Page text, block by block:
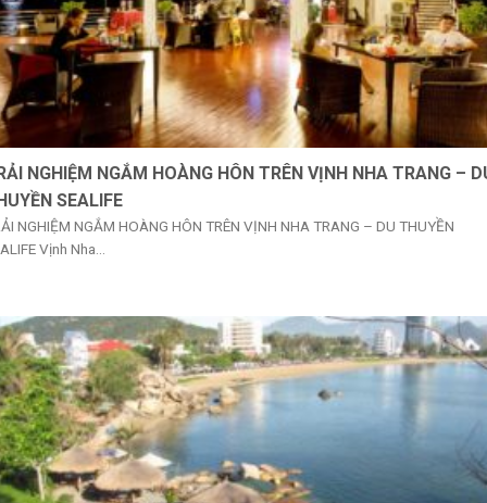
NGHIỆM NGẮM HOÀNG HÔN TRÊN VỊNH NHA TRANG –
SEALIFE
NGHIỆM NGẮM HOÀNG HÔN TRÊN VỊNH NHA TRANG – DU THUYỀN
Vịnh Nha...